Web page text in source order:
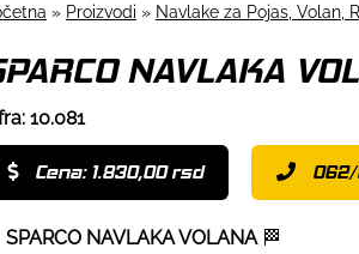
» Proizvodi » Navlake za Pojas, Volan,
NAVLAKA
10.081
Cena: 1.830,00 rsd 062/
SPARCO NAVLAKA VOLANA 🏁